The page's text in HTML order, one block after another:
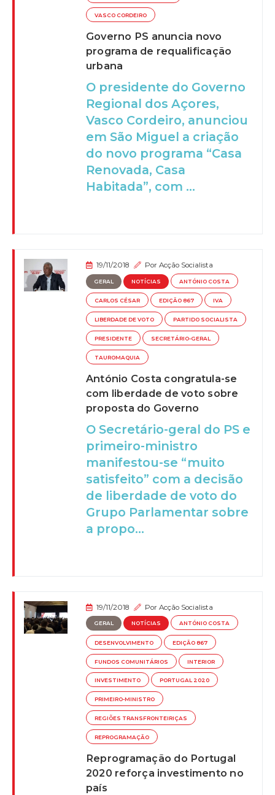
VASCO CORDEIRO
Governo PS anuncia novo
programa de requalificação
urbana
O presidente do Governo
Regional dos Açores,
Vasco Cordeiro, anunciou
em São Miguel a criação
do novo programa “Casa
Renovada, Casa
Habitada”, com ...
19/11/2018 PorAcção Socialista
GERAL NOTÍCIAS ANTÓNIO COSTA
CARLOS CÉSAR EDIÇÃO 867 IVA
LIBERDADE DE VOTO PARTIDO SOCIALISTA
PRESIDENTE SECRETÁRIO-GERAL
TAUROMAQUIA
António Costa congratula-se
com liberdade de voto sobre
proposta do Governo
O Secretário-geral do PS e
primeiro-ministro
manifestou-se “muito
satisfeito” com a decisão
de liberdade de voto do
Grupo Parlamentar sobre
a propo...
19/11/2018 PorAcção Socialista
GERAL NOTÍCIAS ANTÓNIO COSTA
DESENVOLVIMENTO EDIÇÃO 867
FUNDOS COMUNITÁRIOS INTERIOR
INVESTIMENTO PORTUGAL 2020
PRIMEIRO-MINISTRO
REGIÕES TRANSFRONTEIRIÇAS
REPROGRAMAÇÃO
Reprogramação do Portugal
2020 reforça investimento no
país